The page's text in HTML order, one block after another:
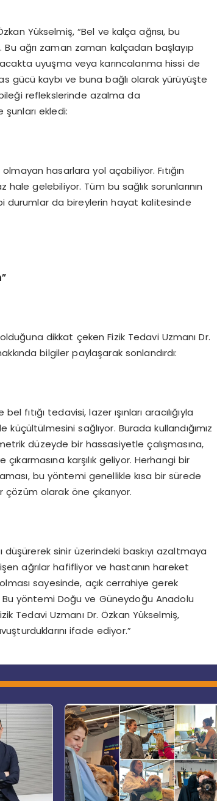
Yükselmiş, “Bel ve kalça ağrısı, bu
Bu ağrı zaman zaman kalçadan başlayıp
uyuşma veya karıncalanma hissi de
gücü kaybı ve buna bağlı olarak yürüyüşte
reflekslerinde azalma da
ekledi:
hasarlara yol açabiliyor. Fıtığın
gelebiliyor. Tüm bu sağlık sorunlarının
durumlar da bireylerin hayat kalitesinde
dikkat çeken Fizik Tedavi Uzmanı Dr.
bilgiler paylaşarak sonlandırdı:
fıtığı tedavisi, lazer ışınları aracılığıyla
sağlıyor. Burada kullandığımız
düzeyde bir hassasiyetle çalışmasına,
karşılık geliyor. Herhangi bir
bu yöntemi genellikle kısa bir sürede
olarak öne çıkarıyor.
düşürerek sinir üzerindeki baskıyı azaltmaya
ağrılar hafifliyor ve hastanın hareket
sayesinde, açık cerrahiye gerek
yöntemi Doğu ve Güneydoğu Anadolu
Tedavi Uzmanı Dr. Özkan Yükselmiş,
ifade ediyor.”